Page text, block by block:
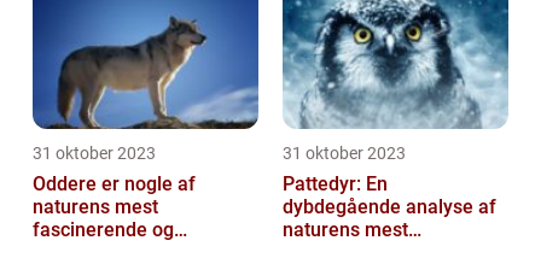
31 oktober 2023
Oddere er nogle af
naturens mest
fascinerende og
31 oktober 2023
Pattedyr: En
dybdegående analyse af
naturens mest